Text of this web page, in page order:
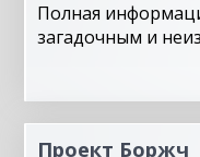
Полная
загадочным и
Проект Боржч